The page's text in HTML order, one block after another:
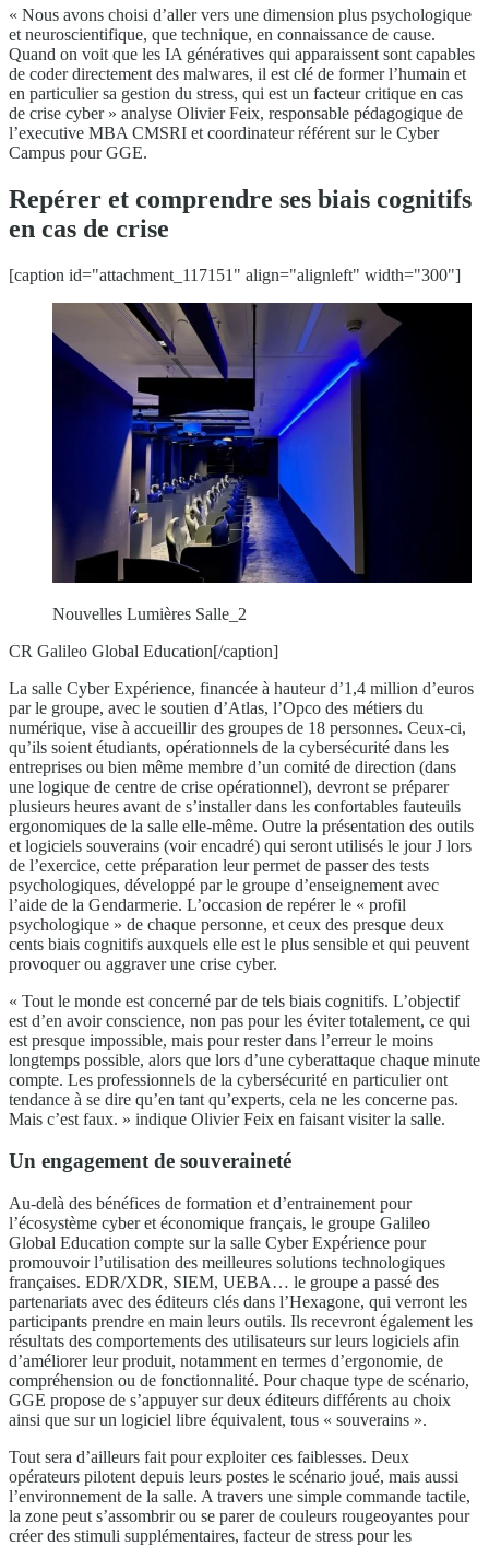
« Nous avons choisi d’aller vers une dimension plus psychologique
et neuroscientifique, que technique, en connaissance de cause.
Quand on voit que les IA génératives qui apparaissent sont capables
de coder directement des malwares, il est clé de former l’humain et
en particulier sa gestion du stress, qui est un facteur critique en cas
de crise cyber » analyse Olivier Feix, responsable pédagogique de
l’executive MBA CMSRI et coordinateur référent sur le Cyber
Campus pour GGE.
Repérer et comprendre ses biais cognitifs
en cas de crise
[caption id="attachment_117151" align="alignleft" width="300"]
Nouvelles Lumières Salle_2
CR Galileo Global Education[/caption]
La salle Cyber Expérience, financée à hauteur d’1,4 million d’euros
par le groupe, avec le soutien d’Atlas, l’Opco des métiers du
numérique, vise à accueillir des groupes de 18 personnes. Ceux-ci,
qu’ils soient étudiants, opérationnels de la cybersécurité dans les
entreprises ou bien même membre d’un comité de direction (dans
une logique de centre de crise opérationnel), devront se préparer
plusieurs heures avant de s’installer dans les confortables fauteuils
ergonomiques de la salle elle-même. Outre la présentation des outils
et logiciels souverains (voir encadré) qui seront utilisés le jour J lors
de l’exercice, cette préparation leur permet de passer des tests
psychologiques, développé par le groupe d’enseignement avec
l’aide de la Gendarmerie. L’occasion de repérer le « profil
psychologique » de chaque personne, et ceux des presque deux
cents biais cognitifs auxquels elle est le plus sensible et qui peuvent
provoquer ou aggraver une crise cyber.
« Tout le monde est concerné par de tels biais cognitifs. L’objectif
est d’en avoir conscience, non pas pour les éviter totalement, ce qui
est presque impossible, mais pour rester dans l’erreur le moins
longtemps possible, alors que lors d’une cyberattaque chaque minute
compte. Les professionnels de la cybersécurité en particulier ont
tendance à se dire qu’en tant qu’experts, cela ne les concerne pas.
Mais c’est faux. » indique Olivier Feix en faisant visiter la salle.
Un engagement de souveraineté
Au-delà des bénéfices de formation et d’entrainement pour
l’écosystème cyber et économique français, le groupe Galileo
Global Education compte sur la salle Cyber Expérience pour
promouvoir l’utilisation des meilleures solutions technologiques
françaises. EDR/XDR, SIEM, UEBA… le groupe a passé des
partenariats avec des éditeurs clés dans l’Hexagone, qui verront les
participants prendre en main leurs outils. Ils recevront également les
résultats des comportements des utilisateurs sur leurs logiciels afin
d’améliorer leur produit, notamment en termes d’ergonomie, de
compréhension ou de fonctionnalité. Pour chaque type de scénario,
GGE propose de s’appuyer sur deux éditeurs différents au choix
ainsi que sur un logiciel libre équivalent, tous « souverains ».
Tout sera d’ailleurs fait pour exploiter ces faiblesses. Deux
opérateurs pilotent depuis leurs postes le scénario joué, mais aussi
l’environnement de la salle. A travers une simple commande tactile,
la zone peut s’assombrir ou se parer de couleurs rougeoyantes pour
créer des stimuli supplémentaires, facteur de stress pour les